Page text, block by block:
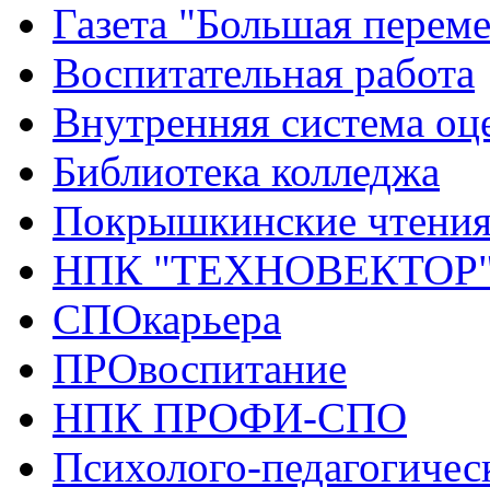
Газета "Большая
Воспитательная работа
Внутренняя система
Библиотека колледжа
Покрышкинские
НПК
СПОкарьера
ПРОвоспитание
НПК ПРОФИ-СПО
Психолого-